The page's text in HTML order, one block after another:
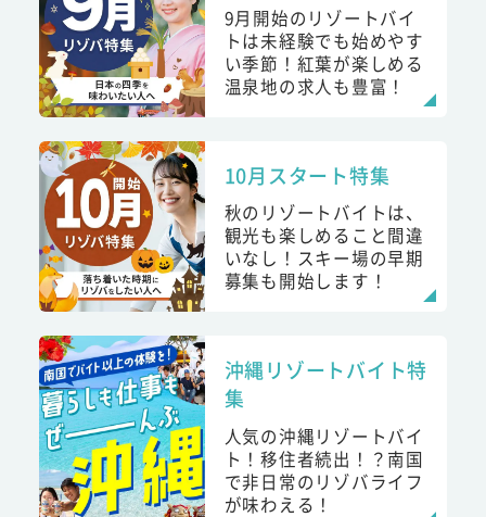
9月開始のリゾートバイ
トは未経験でも始めやす
い季節！紅葉が楽しめる
温泉地の求人も豊富！
10月スタート特集
秋のリゾートバイトは、
観光も楽しめること間違
いなし！スキー場の早期
募集も開始します！
沖縄リゾートバイト特
集
人気の沖縄リゾートバイ
ト！移住者続出！？南国
で非日常のリゾバライフ
が味わえる！